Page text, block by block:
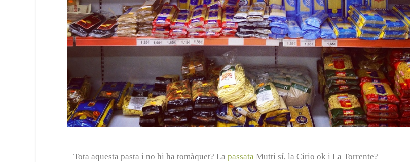
– Tota aquesta pasta i no hi ha tomàquet? La passata Mutti sí, la Cirio ok i La Torrente?